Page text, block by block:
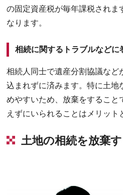
の固定資産税が毎年課税されま
なります。
相続に関するトラブルなどに
相続人同士で遺産分割協議など
込まれずに済みます。特に土地
めやすいため、放棄をすること
えずにいられることはメリット
土地の相続を放棄